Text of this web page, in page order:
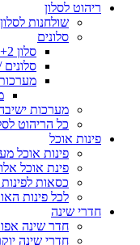
ריהוט לסלון
שולחנות לסלון
סלונים
סלון 3+2
סלונים
מערכות
כל הריהוט
פינות אוכל
פינות אוכל
פינת אוכל
כסאות
לכל פינות
חדרי שינה
חדר שינה
חדרי שינה